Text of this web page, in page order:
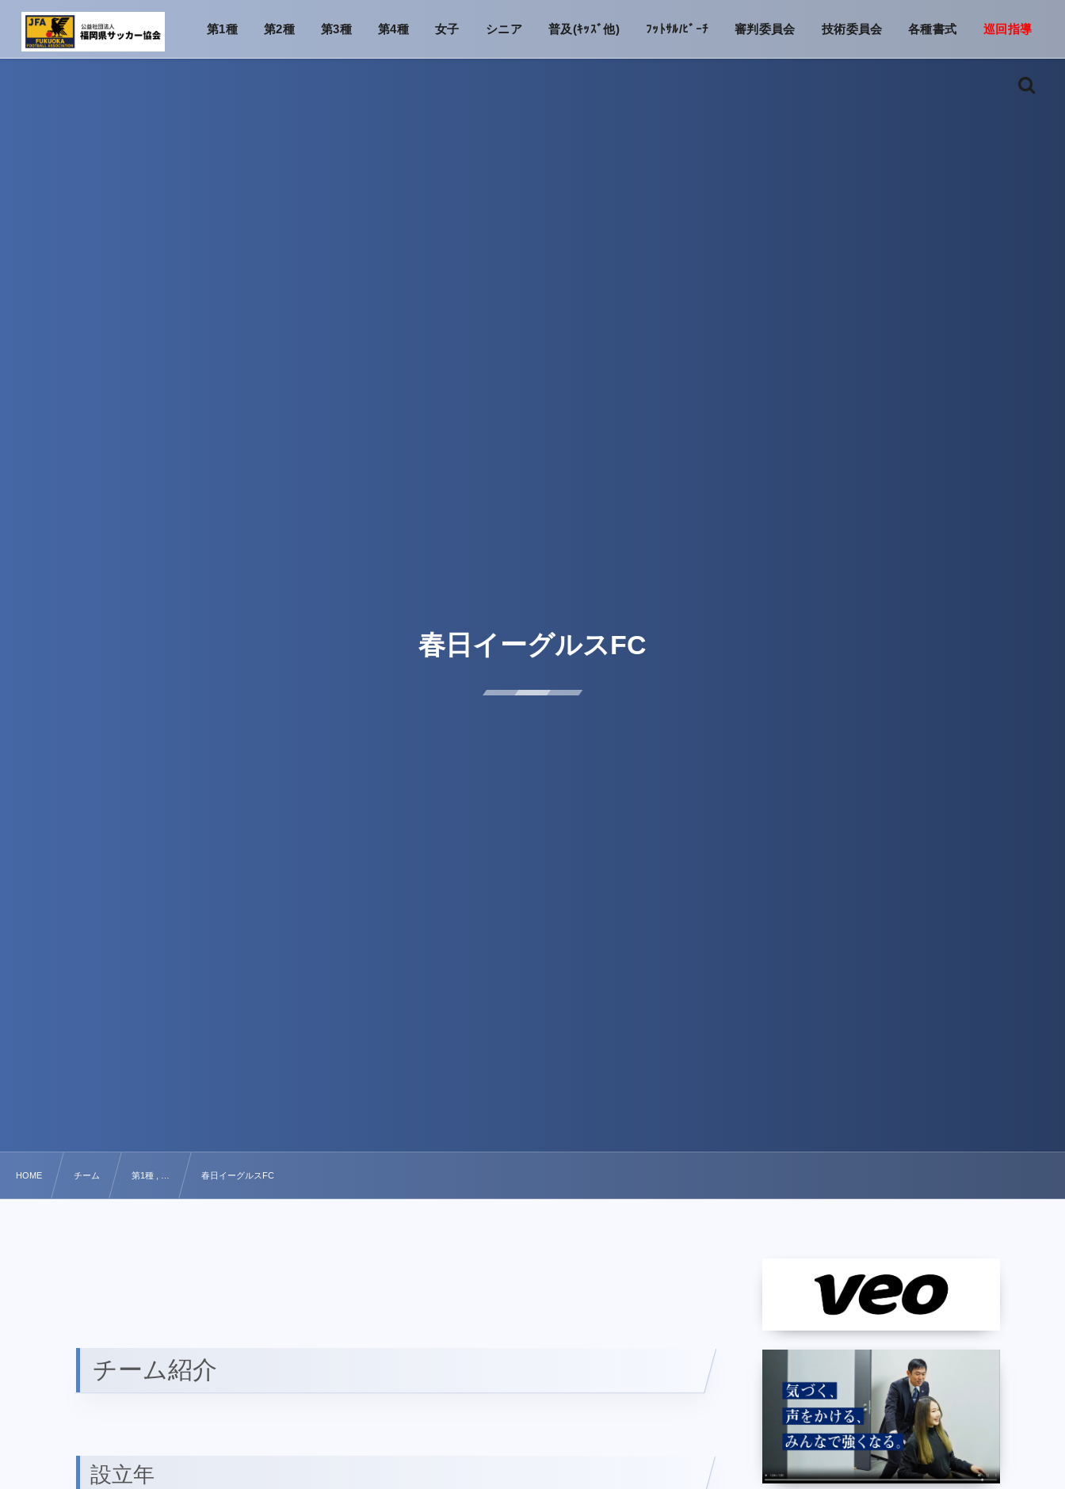
第1種 第2種 第3種 第4種 女子 シニア 普及(ｷｯｽﾞ他) ﾌｯﾄｻﾙ/ﾋﾞｰﾁ 審判委員会 技術委員会 各種書式 巡回指導
春日イーグルスFC
HOME チーム 第1種 , … 春日イーグルスFC
チーム紹介
設立年